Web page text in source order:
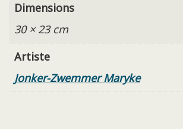
Dimensions
30 × 23 cm
Artiste
Jonker-Zwemmer Maryke